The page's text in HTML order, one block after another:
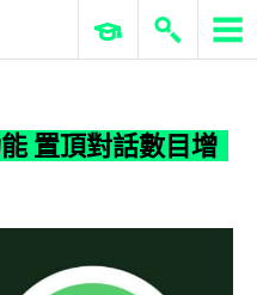
能 置頂對話數目增加
ERP 與商業 AI
置頂對話數目增